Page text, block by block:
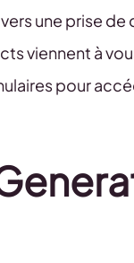
une prise
viennent à
pour